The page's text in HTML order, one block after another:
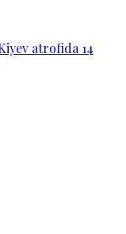
atrofida 14